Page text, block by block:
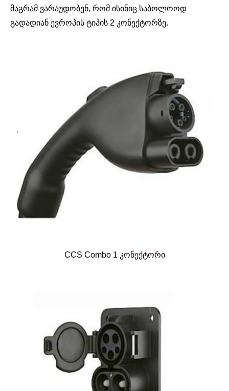
მაგრამ ვარაუდობენ, რომ ისინიც საბოლოოდ
გადადიან ევროპის ტიპის 2 კონექტორზე.
CCS Combo 1 კონექტორი